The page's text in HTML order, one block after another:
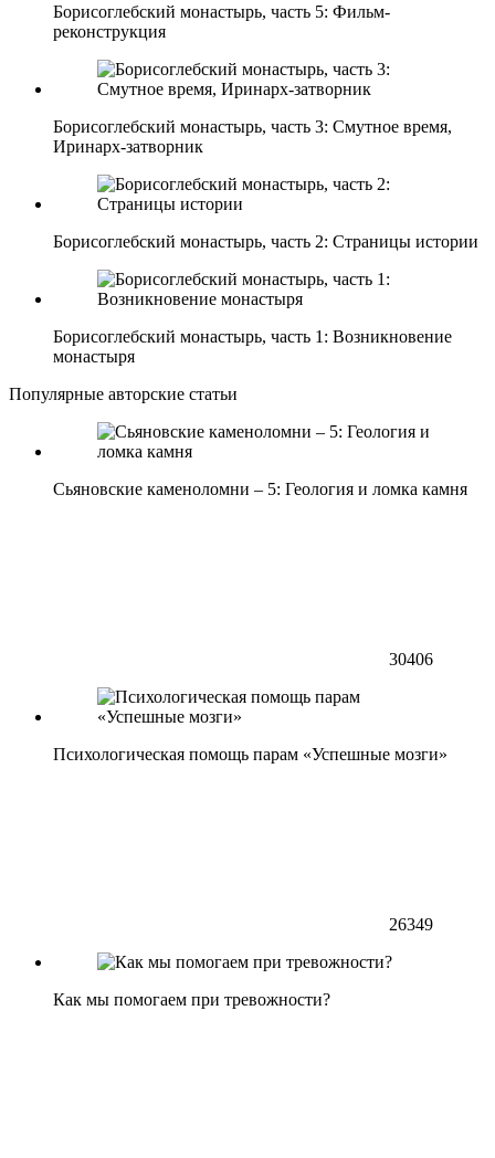
Борисоглебский монастырь, часть 5: Фильм-
реконструкция
Борисоглебский монастырь, часть 3: Смутное время,
Иринарх-затворник
Борисоглебский монастырь, часть 2: Страницы истории
Борисоглебский монастырь, часть 1: Возникновение
монастыря
Популярные авторские статьи
Сьяновские каменоломни – 5: Геология и ломка камня
30406
Психологическая помощь парам «Успешные мозги»
26349
Как мы помогаем при тревожности?